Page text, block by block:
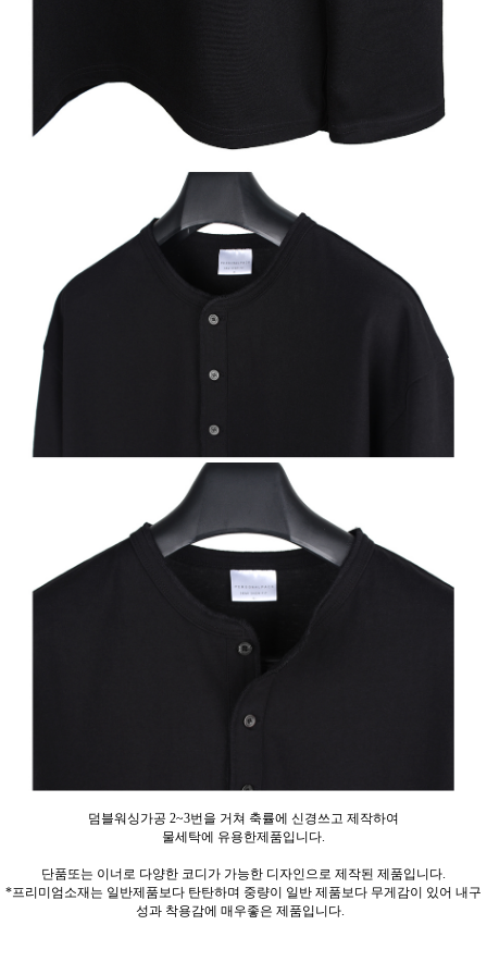
덤블워싱가공 2~3번을 거쳐 축률에 신경쓰고 제작하여
물세탁에 유용한제품입니다.
단품또는 이너로 다양한 코디가 가능한 디자인으로 제작된 제품입니다.
*프리미엄소재는 일반제품보다 탄탄하며 중량이 일반 제품보다 무게감이 있어 내구
성과 착용감에 매우좋은 제품입니다.